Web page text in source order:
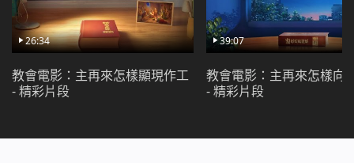
26:34
教會電影：主再來怎樣顯現作工
- 精彩片段
39:07
教會電影：主再來怎樣向
- 精彩片段